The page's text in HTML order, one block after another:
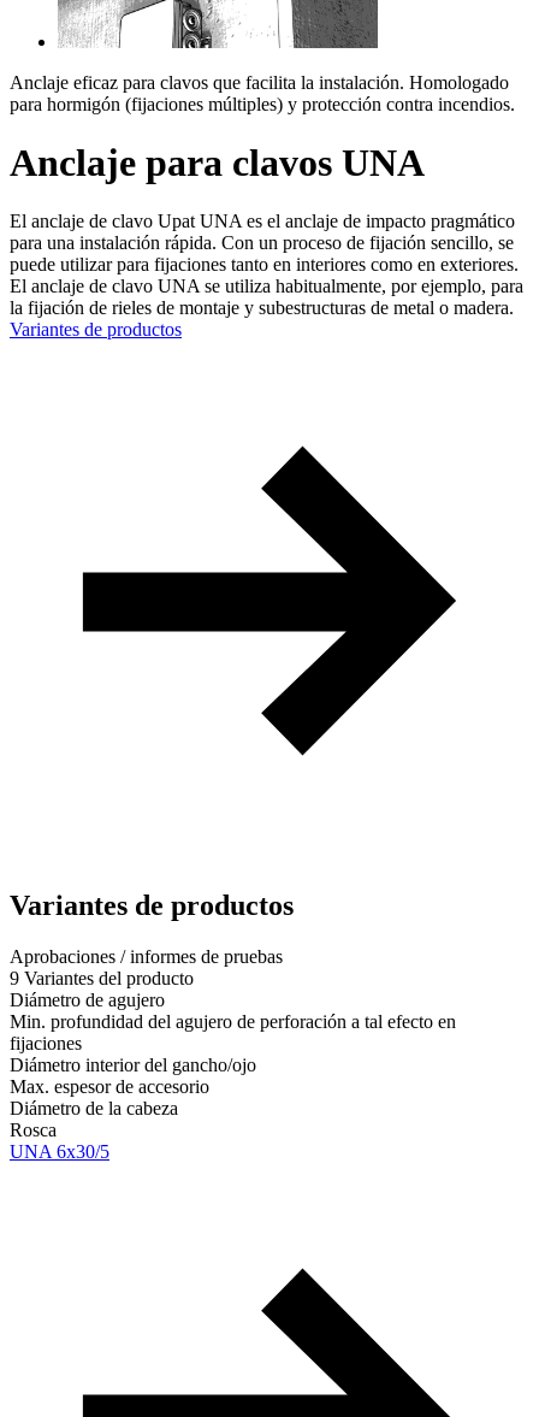
Anclaje eficaz para clavos que facilita la instalación. Homologado
para hormigón (fijaciones múltiples) y protección contra incendios.
Anclaje para clavos UNA
El anclaje de clavo Upat UNA es el anclaje de impacto pragmático
para una instalación rápida. Con un proceso de fijación sencillo, se
puede utilizar para fijaciones tanto en interiores como en exteriores.
El anclaje de clavo UNA se utiliza habitualmente, por ejemplo, para
la fijación de rieles de montaje y subestructuras de metal o madera.
Variantes de productos
Variantes de productos
Aprobaciones / informes de pruebas
9 Variantes del producto
Diámetro de agujero
Min. profundidad del agujero de perforación a tal efecto en
fijaciones
Diámetro interior del gancho/ojo
Max. espesor de accesorio
Diámetro de la cabeza
Rosca
UNA 6x30/5